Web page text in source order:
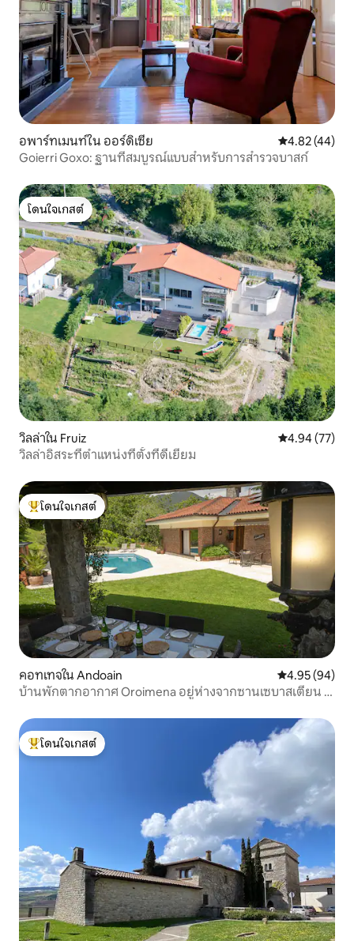
อพาร์ทเมนท์ใน ออร์ดิเซีย คะแนนเฉลี่ย
4.82 (44)
Goierri Goxo: ฐานที่สมบูรณ์แบบสำหรับการสำรวจบาสก์
โดนใจเกสต์
โดนใจเกสต์
วิลล่าใน Fruiz คะแนนเฉลี่ย
4.94 (77)
วิลล่าอิสระที่ตำแหน่งที่ตั้งที่ดีเยี่ยม
โดนใจเกสต์ที่สุด
โดนใจเกสต์
คอทเทจใน Andoain คะแนนเฉลี่ย
4.95 (94)
บ้านพักตากอากาศ Oroimena อยู่ห่างจากซานเซบาสเตียน 15
โดนใจเกสต์ที่สุด
โดนใจเกสต์